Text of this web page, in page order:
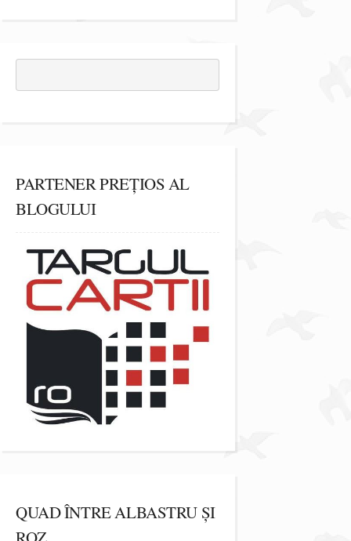
PARTENER PREȚIOS AL
BLOGULUI
QUAD ÎNTRE ALBASTRU ȘI